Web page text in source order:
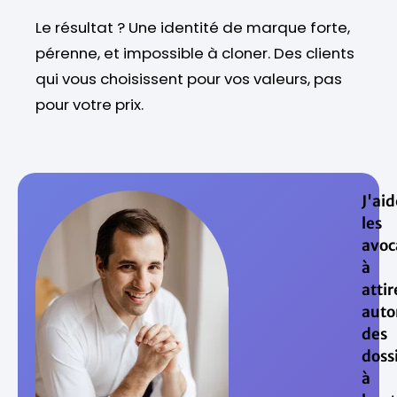
Le résultat ? Une identité de marque forte,
pérenne, et impossible à cloner. Des clients
qui vous choisissent pour vos valeurs, pas
pour votre prix.
les
à
des
à